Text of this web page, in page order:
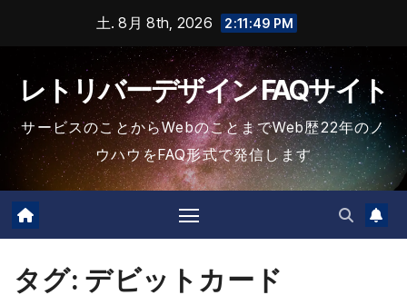
キ
ッ
土. 8月 8th, 2026 2:11:49 PM
レトリバーデザイン FAQサイト
サービスのことからWebのことまでWeb歴22年のノ
ウハウをFAQ形式で発信します
タグ: デビットカード